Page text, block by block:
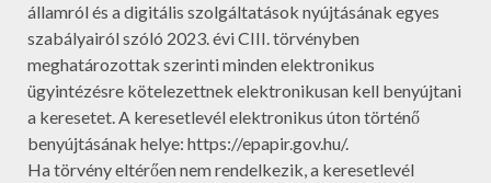
államról és a digitális szolgáltatások nyújtásának egyes
szabályairól szóló 2023. évi CIII. törvényben
meghatározottak szerinti minden elektronikus
ügyintézésre kötelezettnek elektronikusan kell benyújtani
a keresetet. A keresetlevél elektronikus úton történő
benyújtásának helye: https://epapir.gov.hu/.
Ha törvény eltérően nem rendelkezik, a keresetlevél